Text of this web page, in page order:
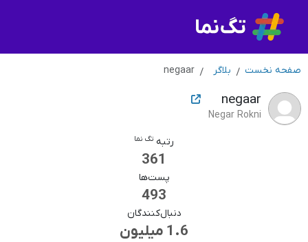
صفحه نخست بلاگر negaar
negaar
Negar Rokni
رتبه تگ نما
361
پست‌ها
493
دنبال‌کنندگان
1.6 میلیون